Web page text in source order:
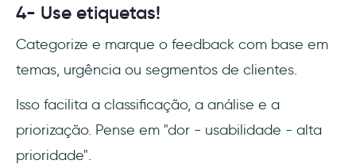
4- Use etiquetas!
Categorize e marque o feedback com base em
temas, urgência ou segmentos de clientes.
Isso facilita a classificação, a análise e a
priorização. Pense em "dor - usabilidade - alta
prioridade".